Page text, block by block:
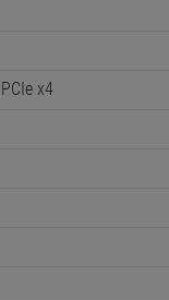
x4